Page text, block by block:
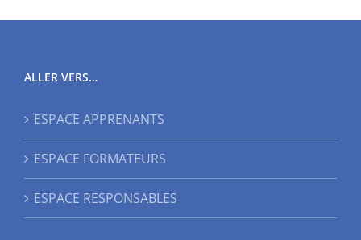
ALLER VERS…
ESPACE APPRENANTS
ESPACE FORMATEURS
ESPACE RESPONSABLES